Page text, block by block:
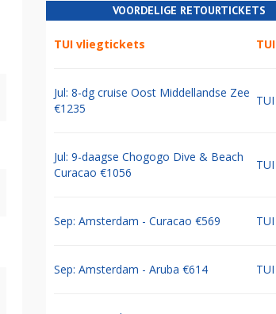
VOORDELIGE RETOURTICKETS
TUI vliegtickets TUI
Jul: 8-dg cruise Oost Middellandse Zee
€1235
TUI
Jul: 9-daagse Chogogo Dive & Beach
Curacao €1056
TUI
Sep: Amsterdam - Curacao €569 TUI
Sep: Amsterdam - Aruba €614 TUI